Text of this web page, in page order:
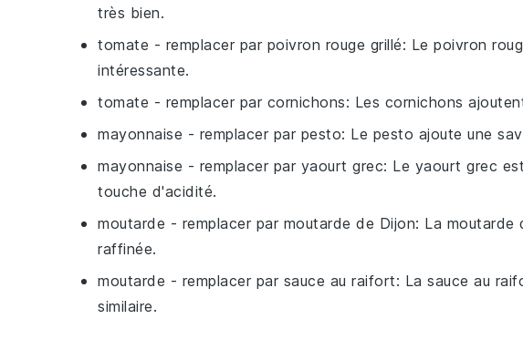
très bien.
tomate - remplacer par poivron rouge grillé: Le poivron
intéressante.
tomate - remplacer par cornichons: Les cornichons
mayonnaise - remplacer par pesto: Le pesto ajoute une
mayonnaise - remplacer par yaourt grec: Le yaourt grec
touche d'acidité.
moutarde - remplacer par moutarde de Dijon: La moutarde
raffinée.
moutarde - remplacer par sauce au raifort: La sauce au
similaire.